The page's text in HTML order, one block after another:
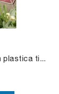
Una ricca gamma di sedie da giardino in plastica ti attende nel nostro showroom: clicca e scopri il modello Coco Sedia di Unopiu.